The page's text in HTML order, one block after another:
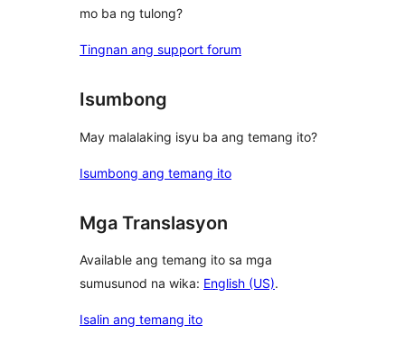
mo ba ng tulong?
Tingnan ang support forum
Isumbong
May malalaking isyu ba ang temang ito?
Isumbong ang temang ito
Mga Translasyon
Available ang temang ito sa mga
sumusunod na wika: English (US).
Isalin ang temang ito